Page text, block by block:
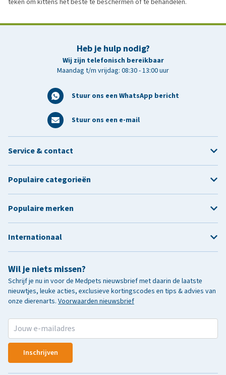
Heb je hulp nodig?
Wij zijn telefonisch bereikbaar
Maandag t/m vrijdag: 08:30 - 13:00 uur
Stuur ons een WhatsApp bericht
Stuur ons een e-mail
Wil je niets missen?
Schrijf je nu in voor de Medpets nieuwsbrief met daarin de laatste
nieuwtjes, leuke acties, exclusieve kortingscodes en tips & advies van
onze dierenarts. Voorwaarden nieuwsbrief
Inschrijven
Service & contact
Populaire categorieën
Populaire merken
Internationaal